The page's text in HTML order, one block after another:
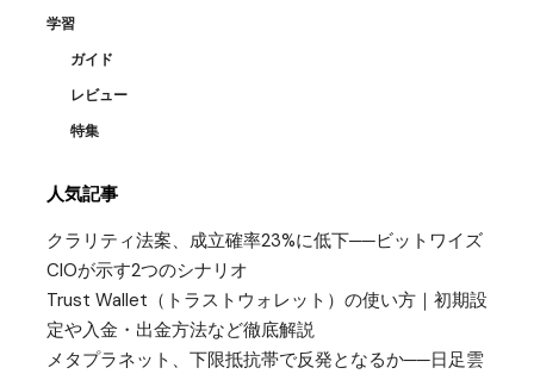
学習
ガイド
レビュー
特集
人気記事
クラリティ法案、成立確率23%に低下──ビットワイズ
CIOが示す2つのシナリオ
Trust Wallet（トラストウォレット）の使い方｜初期設
定や入金・出金方法など徹底解説
メタプラネット、下限抵抗帯で反発となるか──日足雲